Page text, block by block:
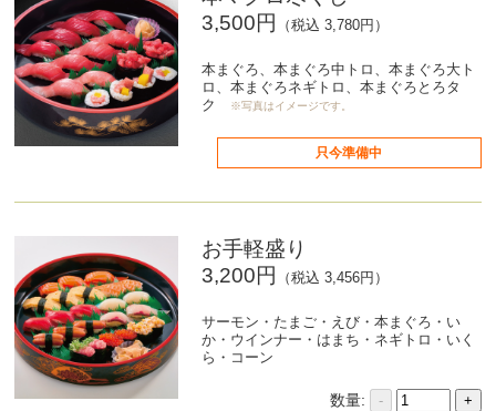
3,500円
（税込 3,780円）
本まぐろ、本まぐろ中トロ、本まぐろ大ト
ロ、本まぐろネギトロ、本まぐろとろタ
ク
※写真はイメージです。
只今準備中
お手軽盛り
3,200円
（税込 3,456円）
サーモン・たまご・えび・本まぐろ・い
か・ウインナー・はまち・ネギトロ・いく
ら・コーン
数量: - +